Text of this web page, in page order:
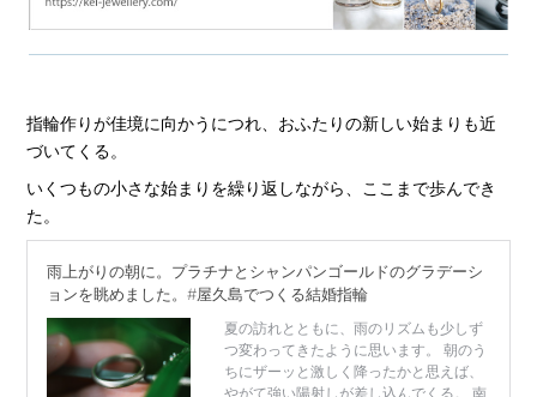
指輪作りが佳境に向かうにつれ、おふたりの新しい始まりも近
づいてくる。
いくつもの小さな始まりを繰り返しながら、ここまで歩んでき
た。